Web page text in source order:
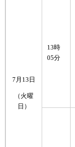
7月13日
（火曜
日）
13時
05分